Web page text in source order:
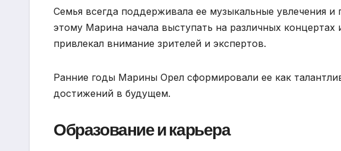
Семья всегда поддерживала ее музыкальные увлечения и
этому Марина начала выступать на различных концертах
привлекал внимание зрителей и экспертов.
Ранние годы Марины Орел сформировали ее как
достижений в будущем.
Образование и карьера